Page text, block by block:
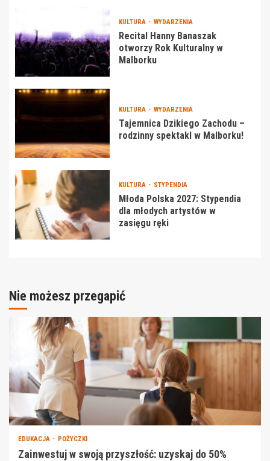
KULTURA WYDARZENIA
Recital Hanny Banaszak
otworzy Rok Kulturalny w
Malborku
KULTURA WYDARZENIA
Tajemnica Dzikiego Zachodu –
rodzinny spektakl w Malborku!
KULTURA STYPENDIA
Młoda Polska 2027: Stypendia
dla młodych artystów w
zasięgu ręki
Nie możesz przegapić
EDUKACJA POŻYCZKI
Zainwestuj w swoją przyszłość: uzyskaj do 50%